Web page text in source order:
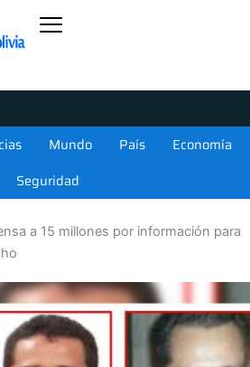
Mundo País
Economía
Seguridad
a 15 millones por información para